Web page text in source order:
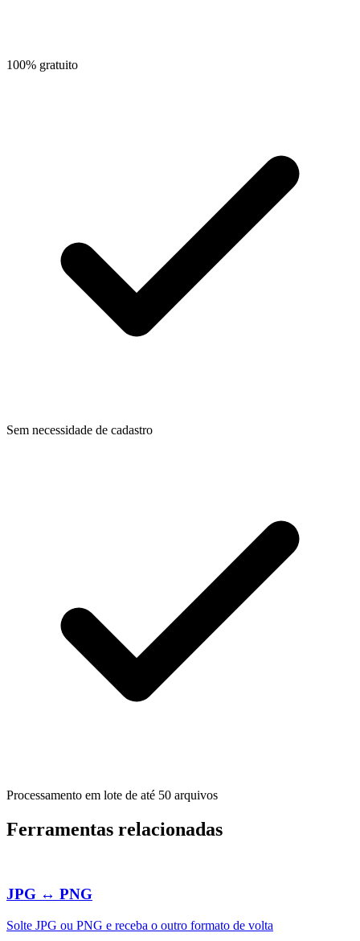
100% gratuito
Sem necessidade de cadastro
Processamento em lote de até 50 arquivos
Ferramentas relacionadas
JPG ↔ PNG
Solte JPG ou PNG e receba o outro formato de volta